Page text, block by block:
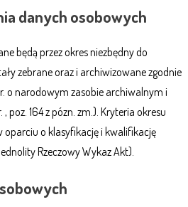
danych osobowych
będą przez okres niezbędny do
zebrane oraz i archiwizowane zgodnie
o narodowym zasobie archiwalnym i
poz. 164 z pózn. zm.). Kryteria okresu
o klasyfikację i kwalifikację
Rzeczowy Wykaz Akt).